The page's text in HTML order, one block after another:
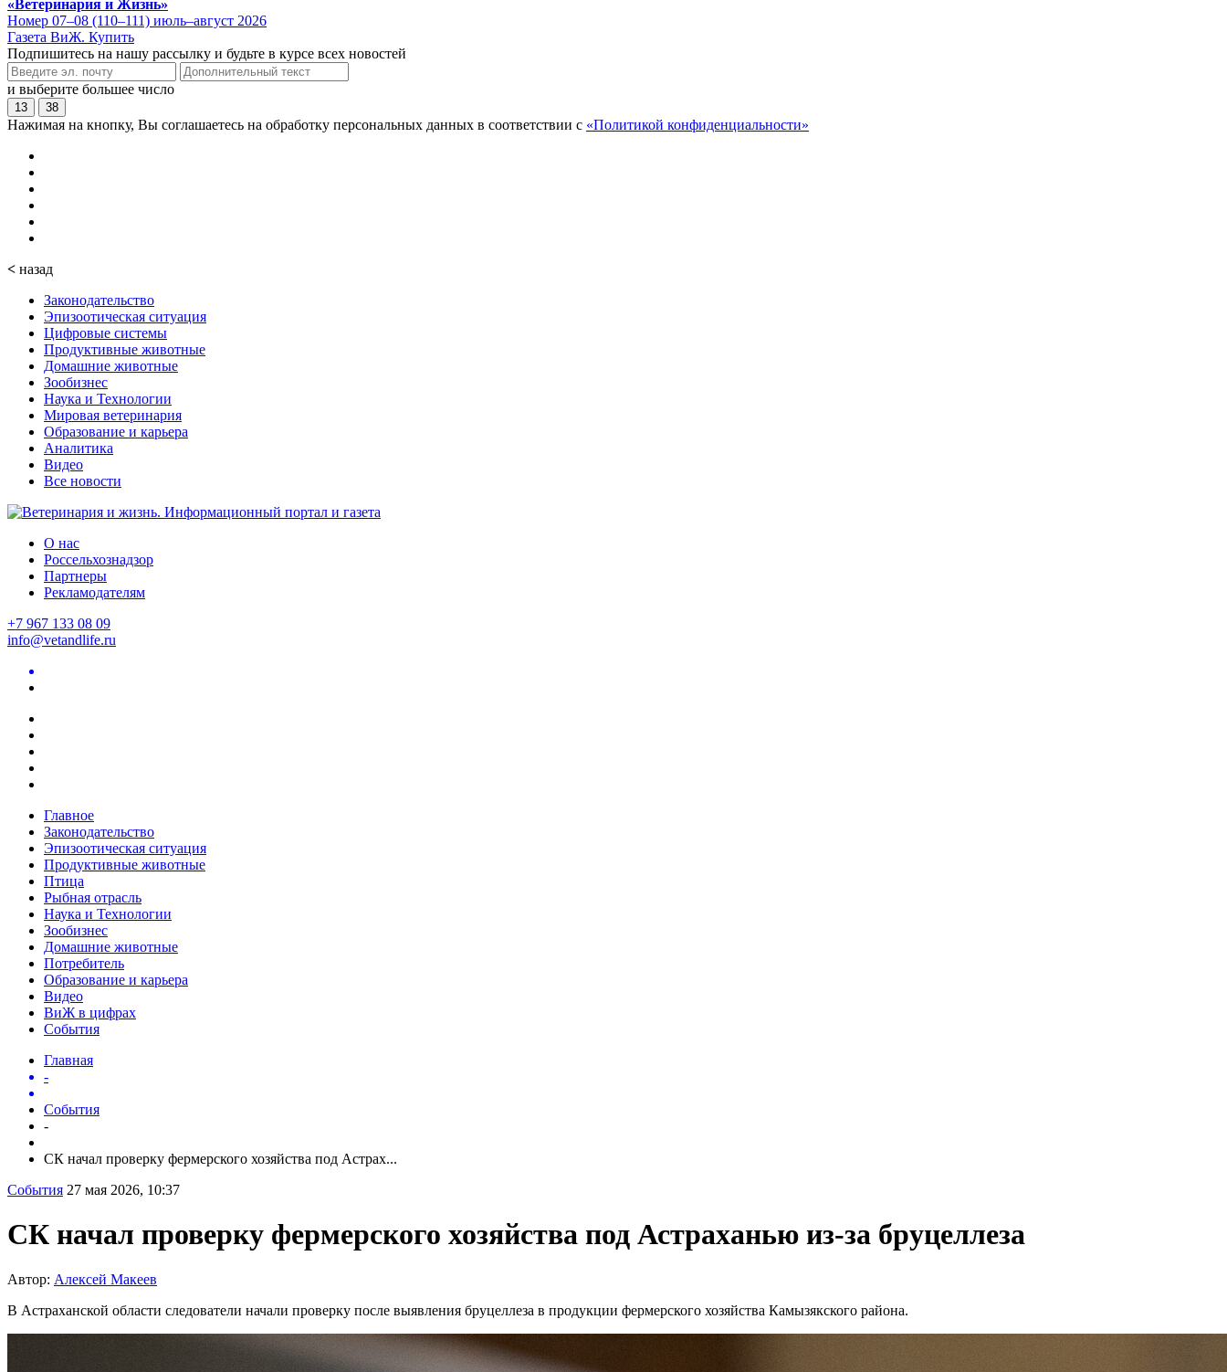
«Ветеринария и Жизнь»
Номер 07–08 (110–111) июль–август 2026
Газета ВиЖ. Купить
Подпишитесь на нашу рассылку и будьте в курсе всех новостей
и выберите большее число
13 38
Нажимая на кнопку, Вы соглашаетесь на обработку персональных данных в соответствии с «Политикой конфиденциальности»
< назад
Законодательство
Эпизоотическая ситуация
Цифровые системы
Продуктивные животные
Домашние животные
Зообизнес
Наука и Технологии
Мировая ветеринария
Образование и карьера
Аналитика
Видео
Все новости
О нас
Россельхознадзор
Партнеры
Рекламодателям
+7 967 133 08 09
info@vetandlife.ru
Главное
Законодательство
Эпизоотическая ситуация
Продуктивные животные
Птица
Рыбная отрасль
Наука и Технологии
Зообизнес
Домашние животные
Потребитель
Образование и карьера
Видео
ВиЖ в цифрах
События
Главная
-
События
-
СК начал проверку фермерского хозяйства под Астрах...
События 27 мая 2026, 10:37
СК начал проверку фермерского хозяйства под Астраханью из-за бруцеллеза
Автор: Алексей Макеев
В Астраханской области следователи начали проверку после выявления бруцеллеза в продукции фермерского хозяйства Камызякского района.